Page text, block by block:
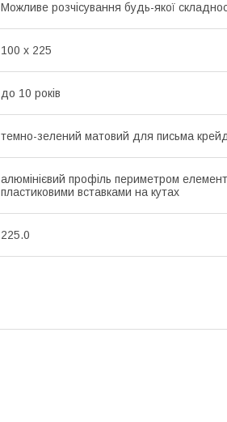
Можливе розчісування будь-якої
100 x 225
до 10 років
темно-зелений матовий для письма
алюмінієвий профіль периметром
пластиковими вставками на кутах
225.0